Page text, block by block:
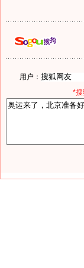
用户：
*搜